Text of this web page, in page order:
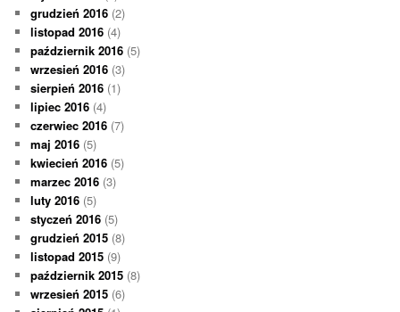
grudzień 2016 (2)
listopad 2016 (4)
październik 2016 (5)
wrzesień 2016 (3)
sierpień 2016 (1)
lipiec 2016 (4)
czerwiec 2016 (7)
maj 2016 (5)
kwiecień 2016 (5)
marzec 2016 (3)
luty 2016 (5)
styczeń 2016 (5)
grudzień 2015 (8)
listopad 2015 (9)
październik 2015 (8)
wrzesień 2015 (6)